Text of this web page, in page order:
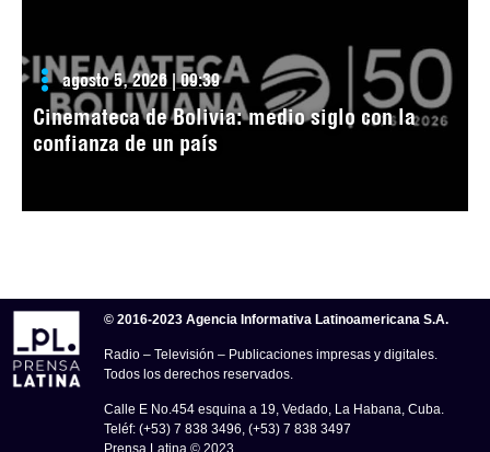
agosto 5, 2026 | 09:39
Cinemateca de Bolivia: medio siglo con la
confianza de un país
© 2016-2023 Agencia Informativa Latinoamericana S.A.
Radio – Televisión – Publicaciones impresas y digitales.
Todos los derechos reservados.
Calle E No.454 esquina a 19, Vedado, La Habana, Cuba.
Teléf: (+53) 7 838 3496, (+53) 7 838 3497